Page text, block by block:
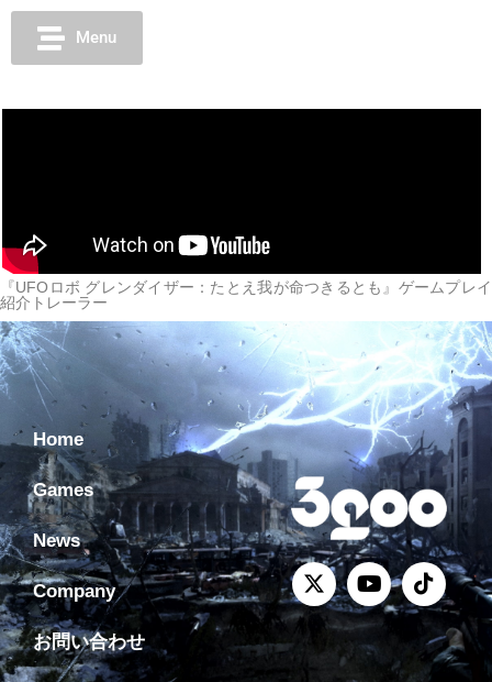
Menu
『UFOロボ グレンダイザー：たとえ我が命つきるとも』ゲームプレイ
紹介トレーラー
Home
Games
News
Company
お問い合わせ